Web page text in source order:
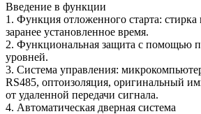
Введение в функции
1. Функция отложенного старта:
заранее установленное время.
2. Функциональная защита с помощью
уровней.
3. Система управления:
RS485, оптоизоляция, оригинальный
от удаленной передачи сигнала.
4. Автоматическая дверная система